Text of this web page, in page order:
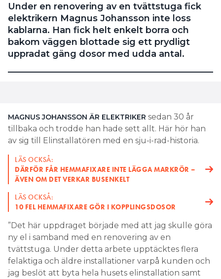
Under en renovering av en tvättstuga fick
elektrikern Magnus Johansson inte loss
kablarna. Han fick helt enkelt borra och
bakom väggen blottade sig ett prydligt
uppradat gäng dosor med udda antal.
MAGNUS JOHANSSON ÄR ELEKTRIKER sedan 30 år
tillbaka och trodde han hade sett allt. Här hör han
av sig till Elinstallatören med en sju-i-rad-historia.
LÄS OCKSÅ:
DÄRFÖR FÅR HEMMAFIXARE INTE LÄGGA MARKRÖR –
ÄVEN OM DET VERKAR BUSENKELT
LÄS OCKSÅ:
10 FEL HEMMAFIXARE GÖR I KOPPLINGSDOSOR
”Det här uppdraget började med att jag skulle göra
ny el i samband med en renovering av en
tvättstuga. Under detta arbete upptäcktes flera
felaktiga och äldre installationer varpå kunden och
jag beslöt att byta hela husets elinstallation samt